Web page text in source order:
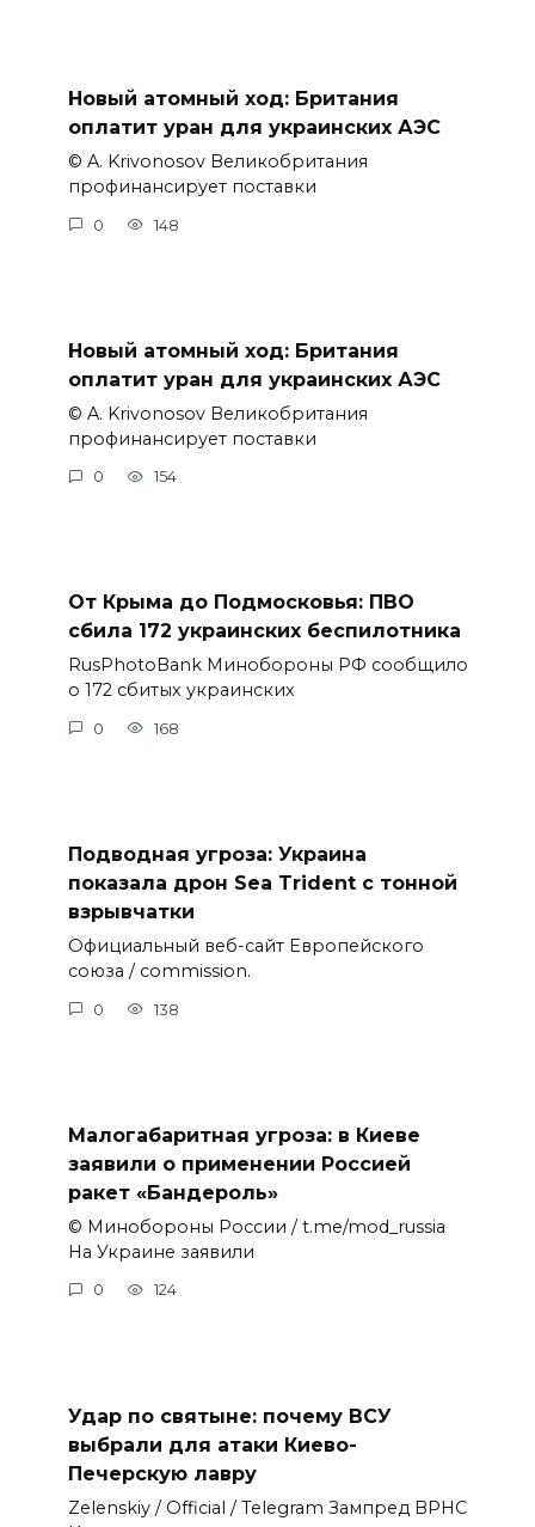
Новый атомный ход: Британия
оплатит уран для украинских АЭС
© A. Krivonosov Великобритания
профинансирует поставки
0 148
Новый атомный ход: Британия
оплатит уран для украинских АЭС
© A. Krivonosov Великобритания
профинансирует поставки
0 154
От Крыма до Подмосковья: ПВО
сбила 172 украинских беспилотника
RusPhotoBank Минобороны РФ сообщило
о 172 сбитых украинских
0 168
Подводная угроза: Украина
показала дрон Sea Trident с тонной
взрывчатки
Официальный веб-сайт Европейского
союза / commission.
0 138
Малогабаритная угроза: в Киеве
заявили о применении Россией
ракет «Бандероль»
© Минобороны России / t.me/mod_russia
На Украине заявили
0 124
Удар по святыне: почему ВСУ
выбрали для атаки Киево-
Печерскую лавру
Zеlеnskiу / Оfficiаl / Telegram Зампред ВРНС